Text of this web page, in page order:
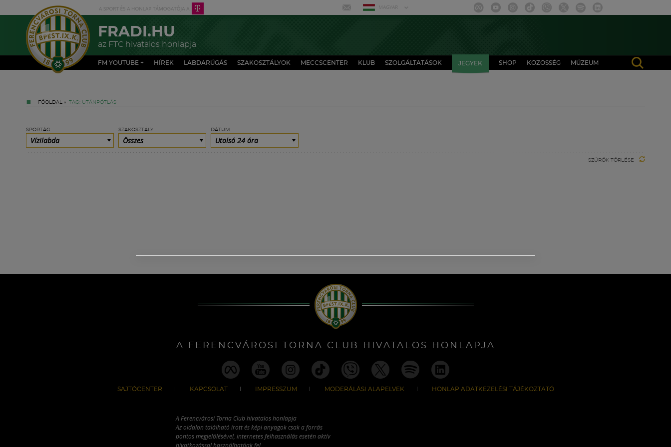
MAGYAR
FRADI.HU
az FTC hivatalos honlapja
FM YOUTUBE + HÍREK LABDARÚGÁS SZAKOSZTÁLYOK MECCSCENTER KLUB SZOLGÁLTATÁSOK JEGYEK SHOP KÖZÖSSÉG MÚZEUM
FŐOLDAL » TAG: UTÁNPÓTLÁS
SPORTÁG
Vízilabda
SZAKOSZTÁLY
Összes
DÁTUM
Utolsó 24 óra
SZŰRŐK TÖRLÉSE
A FERENCVÁROSI TORNA CLUB HIVATALOS HONLAPJA
SAJTÓCENTER KAPCSOLAT IMPRESSZUM MODERÁLÁSI ALAPELVEK HONLAP ADATKEZELÉSI TÁJÉKOZTATÓ
A Ferencvárosi Torna Club hivatalos honlapja
Az oldalon található írott és képi anyagok csak a forrás
pontos megjelölésével, internetes felhasználás esetén aktív
hivatkozással használhatóak fel.